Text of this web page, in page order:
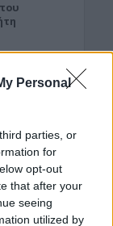
Personal
parties, or
for
opt-out
that after your
seeing
utilized by
– Πώς τα